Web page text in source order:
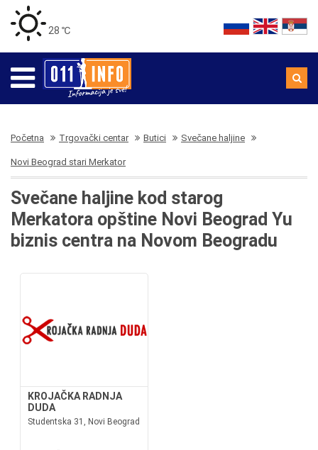
28 ℃
Početna Trgovački centar Butici Svečane haljine
Novi Beograd stari Merkator
Svečane haljine kod starog
Merkatora opštine Novi Beograd Yu
biznis centra na Novom Beogradu
KROJAČKA RADNJA
DUDA
Studentska 31, Novi Beograd